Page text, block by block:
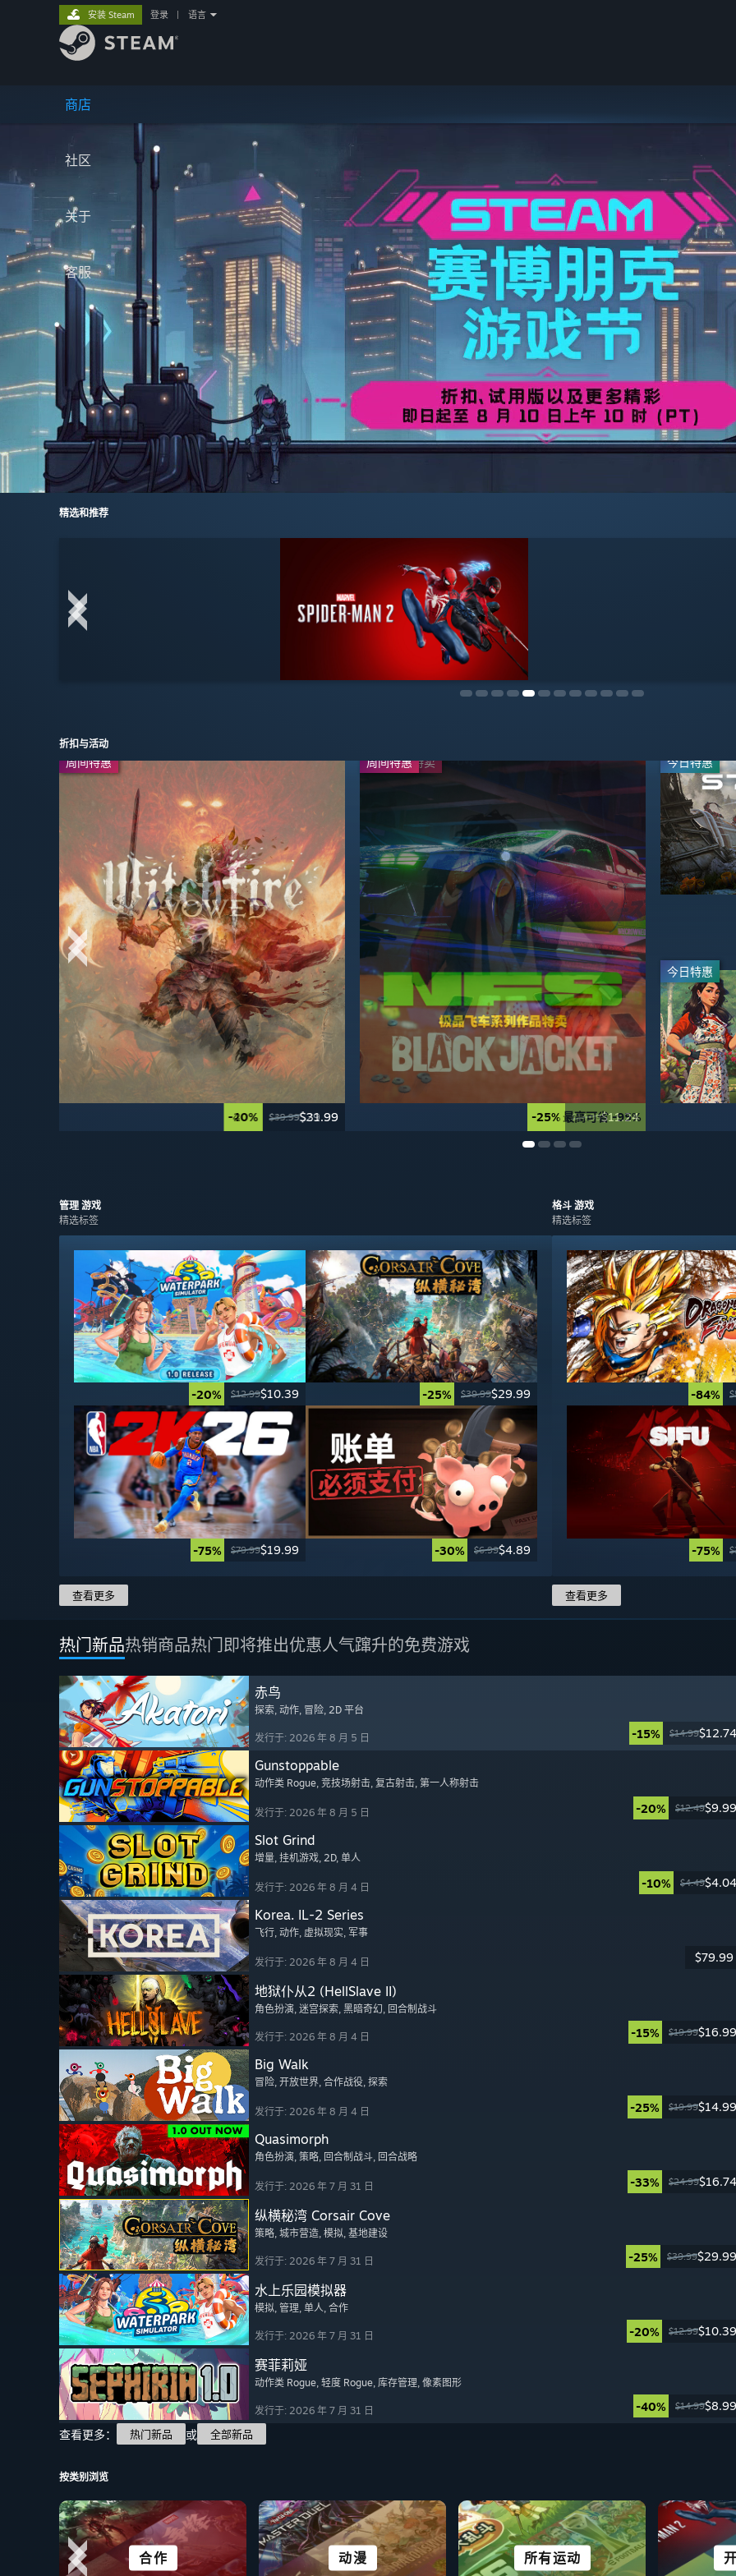
商店
社区
关于
客服
安装 Steam 登录 语言
精选和推荐
折扣与活动
周间特惠
-20% $39.99$31.99
周间特惠
-25% $14.99$11.24
今日特惠
今日特惠
周间特惠
-40% $49.99$29.99
系列作品特卖
最高可省 -95%
今日特惠
今日特惠
今日特惠
-65% $16.99
$5.94
今日特惠
-30% $6.99
-33% $59.99 $40.19
-30% $59.99$41.99
-50% $49.99$24.99
-50% $7.99
-50% $59.99 $29.99
-95% $69.99$3.49
管理 游戏
精选标签
-20% $12.99$10.39 -25% $39.99$29.99
-75% $79.99$19.99 -30% $6.99$4.89
查看更多
格斗 游戏
精选标签
-84%
-75%
查看更多
热门新品热销商品热门即将推出优惠人气蹿升的免费游戏
赤鸟
探索, 动作, 冒险, 2D 平台
发行于: 2026 年 8 月 5 日 -15% $14.99$12.74
Gunstoppable
动作类 Rogue, 竞技场射击, 复古射击, 第一人称射击
发行于: 2026 年 8 月 5 日 -20% $12.49$9.99
Slot Grind
增量, 挂机游戏, 2D, 单人
发行于: 2026 年 8 月 4 日 -10% $4.49$4.04
Korea. IL-2 Series
飞行, 动作, 虚拟现实, 军事
发行于: 2026 年 8 月 4 日 $79.99
地狱仆从2 (HellSlave II)
角色扮演, 迷宫探索, 黑暗奇幻, 回合制战斗
发行于: 2026 年 8 月 4 日 -15% $19.99$16.99
Big Walk
冒险, 开放世界, 合作战役, 探索
发行于: 2026 年 8 月 4 日 -25% $19.99$14.99
Quasimorph
角色扮演, 策略, 回合制战斗, 回合战略
发行于: 2026 年 7 月 31 日 -33% $24.99$16.74
纵横秘湾 Corsair Cove
策略, 城市营造, 模拟, 基地建设
发行于: 2026 年 7 月 31 日 -25% $39.99$29.99
水上乐园模拟器
模拟, 管理, 单人, 合作
发行于: 2026 年 7 月 31 日 -20% $12.99$10.39
赛菲莉娅
动作类 Rogue, 轻度 Rogue, 库存管理, 像素图形
发行于: 2026 年 7 月 31 日 -40% $14.99$8.99
查看更多： 热门新品 或 全部新品
按类别浏览
合作 动漫 所有运动
解谜 城市及定居点 动作
非常适合 DECK 剧情丰富 科幻及赛博朋克
视觉小说 格斗 恐怖